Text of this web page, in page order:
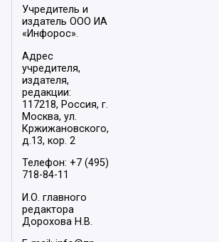
Учредитель и
издатель ООО ИА
«Инфорос».
Адрес
учредителя,
издателя,
редакции:
117218, Россия, г.
Москва, ул.
Кржижановского,
д.13, кор. 2
Телефон: +7 (495)
718-84-11
И.О. главного
редактора
Дорохова Н.В.